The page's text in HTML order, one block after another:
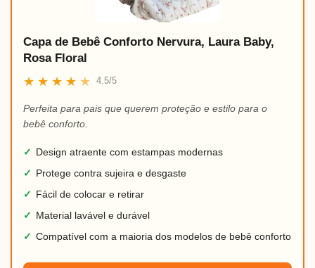
Capa de Bebê Conforto Nervura, Laura Baby,
Rosa Floral
★ ★ ★ ★ ★ 4.5/5
Perfeita para pais que querem proteção e estilo para o
bebê conforto.
✓
Design atraente com estampas modernas
✓
Protege contra sujeira e desgaste
✓
Fácil de colocar e retirar
✓
Material lavável e durável
✓ Compatível com a maioria dos modelos de bebê conforto